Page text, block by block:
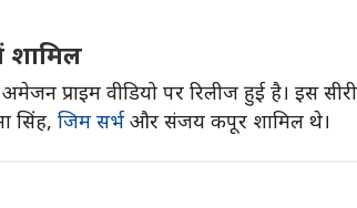
शामिल
प्राइम वीडियो पर रिलीज हुई है। इस
सिंह, जिम सर्भ और संजय कपूर शामिल थे।